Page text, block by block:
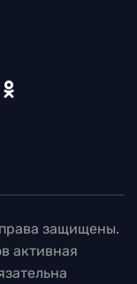
защищены.
активная